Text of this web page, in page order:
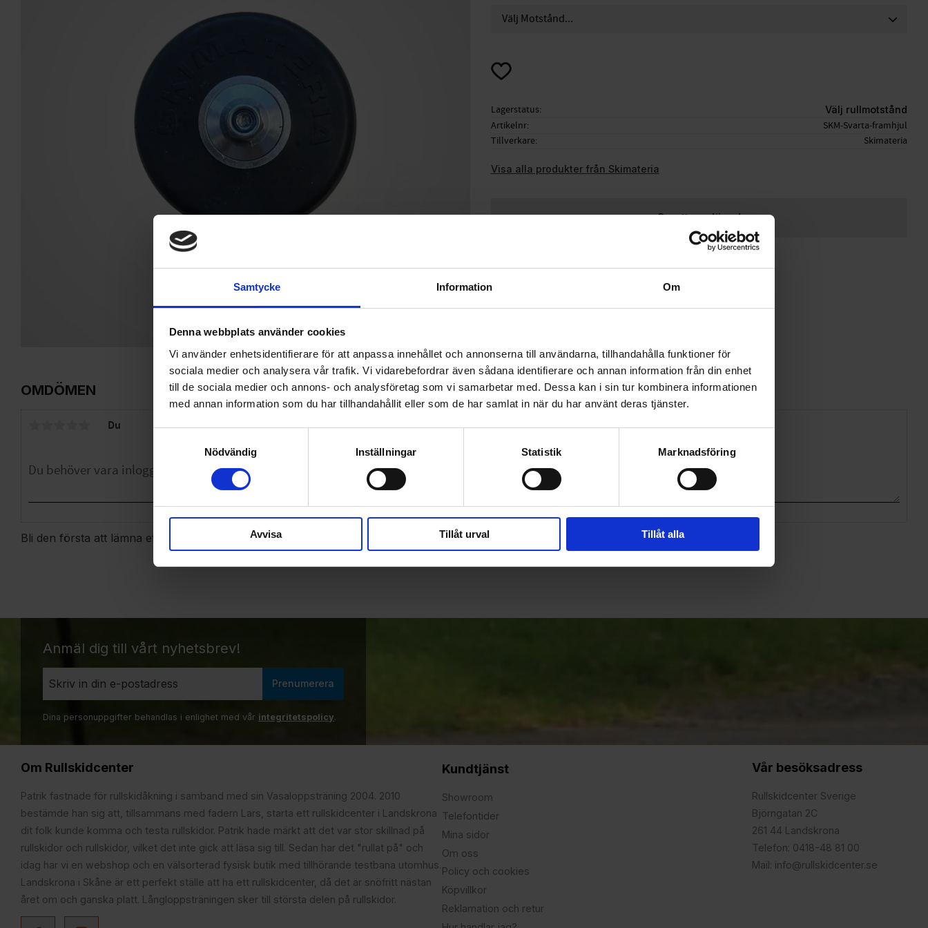
Samtycke Information Om
Denna webbplats använder cookies
Vi använder enhetsidentifierare för att anpassa innehållet och annonserna till användarna, tillhandahålla funktioner för
sociala medier och analysera vår trafik. Vi vidarebefordrar även sådana identifierare och annan information från din enhet
till de sociala medier och annons- och analysföretag som vi samarbetar med. Dessa kan i sin tur kombinera informationen
med annan information som du har tillhandahållit eller som de har samlat in när du har använt deras tjänster.
Nödvändig
Inställningar Statistik Marknadsföring
Avvisa Tillåt urval Tillåt alla
Lägg till i favoriter
Lagerstatus Välj rullmotstånd
Artikelnr
SKM-Svarta-framhjul
Tillverkare
Skimateria
Visa alla produkter från Skimateria
Ge ett omdöme!
OMDÖMEN
Du
Bli den första att lämna ett omdöme.
Anmäl dig till vårt nyhetsbrev!
Prenumerera
Dina personuppgifter behandlas i enlighet med vår integritetspolicy.
Om Rullskidcenter
Patrik fastnade för rullskidåkning i samband med sin Vasaloppsträning 2004. 2010
bestämde han sig att, tillsammans med fadern Lars, starta ett rullskidcenter i Landskrona
dit folk kunde komma och testa rullskidor. Patrik hade märkt att det var stor skillnad på
rullskidor och rullskidor, vilket det inte gick att läsa sig till. Sedan har det "rullat på" och
idag har vi en webshop och en välsorterad fysisk butik med tillhörande testbana utomhus.
Landskrona i Skåne är ett perfekt ställe att ha ett rullskidcenter, då det är snöfritt nästan
året om och ganska platt. Långloppsträningen sker till största delen på rullskidor.
Kundtjänst
Showroom
Telefontider
Mina sidor
Om oss
Policy och cookies
Köpvillkor
Reklamation och retur
Vår besöksadress
Rullskidcenter Sverige
Björngatan 2C
261 44 Landskrona
Telefon: 0418-48 81 00
Mail: info@rullskidcenter.se